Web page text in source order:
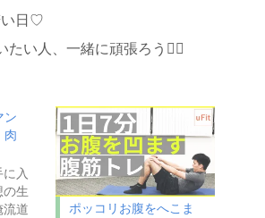
い日♡
たい人、一緒に頑張ろう❤️‍🔥
ン
肉
入
の生
流道
ポッコリお腹をへこま